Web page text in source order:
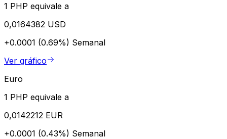
1 PHP equivale a
0,0164382 USD
+0.0001 (0.69%) Semanal
Ver gráfico
Euro
1 PHP equivale a
0,0142212 EUR
+0.0001 (0.43%) Semanal